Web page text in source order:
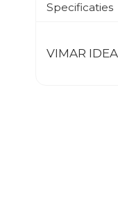
Specificaties
VIMAR